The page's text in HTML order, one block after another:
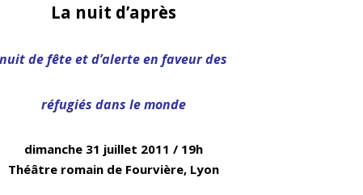
La nuit d’après
nuit de fête et d’alerte en faveur des
réfugiés dans le monde
dimanche 31 juillet 2011 / 19h
Théâtre romain de Fourvière, Lyon